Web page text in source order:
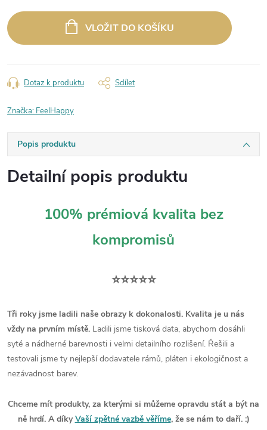
cena:
VLOŽIT DO KOŠÍKU
Dotaz k produktu Sdílet
Značka: FeelHappy
Popis produktu
Detailní popis produktu
100% prémiová kvalita bez
kompromisů
⭐⭐⭐⭐⭐
Tři roky jsme ladili naše obrazy k dokonalosti. Kvalita je u nás
vždy na prvním místě. Ladili jsme tisková data, abychom dosáhli
syté a nádherné barevnosti i velmi detailního rozlišení. Řešili a
testovali jsme ty nejlepší dodavatele rámů, pláten i ekologičnost a
nezávadnost barev.
Chceme mít produkty, za kterými si můžeme opravdu stát a být na
ně hrdí. A díkyVaší zpětné vazbě věříme, že se nám to daří. :)